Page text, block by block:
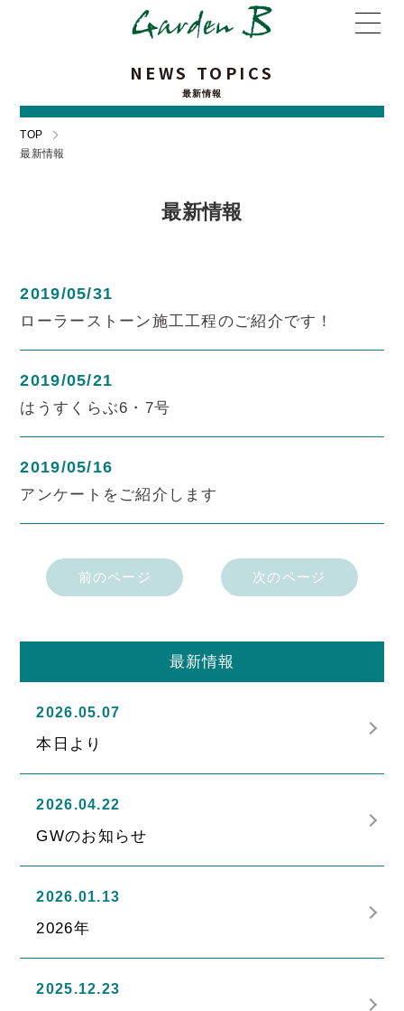
NEWS TOPICS
最新情報
TOP
最新情報
最新情報
2019/05/31
ローラーストーン施工工程のご紹介です！
2019/05/21
はうすくらぶ6・7号
2019/05/16
アンケートをご紹介します
前のページ 次のページ
最新情報
2026.05.07
本日より
2026.04.22
GWのお知らせ
2026.01.13
2026年
2025.12.23